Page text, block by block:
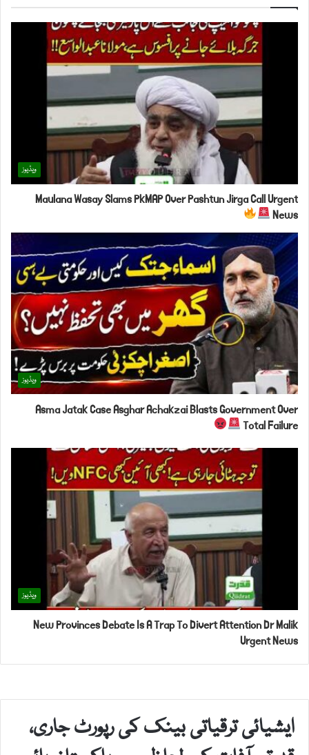
ویڈیوز
Maulana Wasay Slams PkMAP Over Pashtun Jirga Call Urgent
News
ویڈیوز
Asma Jatak Case Asghar Achakzai Blasts Government Over
Total Failure
ویڈیوز
New Provinces Debate Is A Trap To Divert Attention Dr Malik
Urgent News